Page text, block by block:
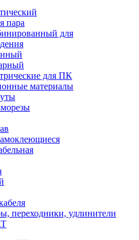
пара
для
для ПК
материалы
переходники, удлинители